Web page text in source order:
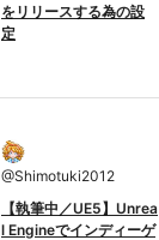
をリリースする為の設
定
@Shimotuki2012
【執筆中／UE5】Unrea
l Engineでインディーゲ